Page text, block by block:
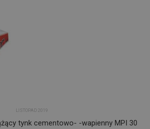
LISTOPAD 2019
tynk cementowo- -wapienny MPI 30